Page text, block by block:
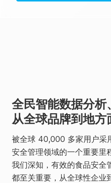
全民智能数据分析、
从全球品牌到地方
被全球 40,000 多家用户采
安全管理领域的一个重要里
我们深知，有效的食品安全
都至关重要，从全球性企业